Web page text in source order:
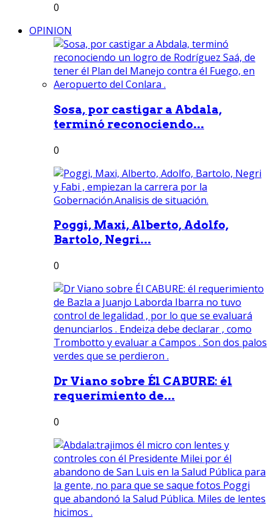
0
OPINION
Sosa, por castigar a Abdala,
terminó reconociendo...
0
Poggi, Maxi, Alberto, Adolfo,
Bartolo, Negri...
0
Dr Viano sobre Él CABURE: él
requerimiento de...
0